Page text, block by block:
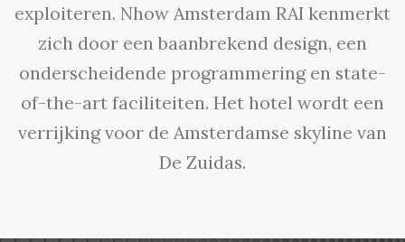
exploiteren. Nhow Amsterdam RAI kenmerkt
zich door een baanbrekend design, een
onderscheidende programmering en state-
of-the-art faciliteiten. Het hotel wordt een
verrijking voor de Amsterdamse skyline van
De Zuidas.